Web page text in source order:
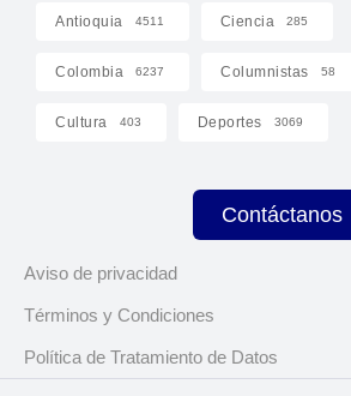
Antioquia 4511 Ciencia 285
Colombia 6237 Columnistas 58
Cultura 403 Deportes 3069
Contáctanos
Aviso de privacidad
Términos y Condiciones
Política de Tratamiento de Datos